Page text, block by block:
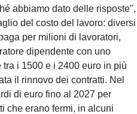
abbiamo dato delle risposte",
del costo del lavoro: diversi
per milioni di lavoratori,
dipendente con uno
i 1500 e i 2400 euro in più
il rinnovo dei contratti. Nel
di euro fino al 2027 per
che erano fermi, in alcuni